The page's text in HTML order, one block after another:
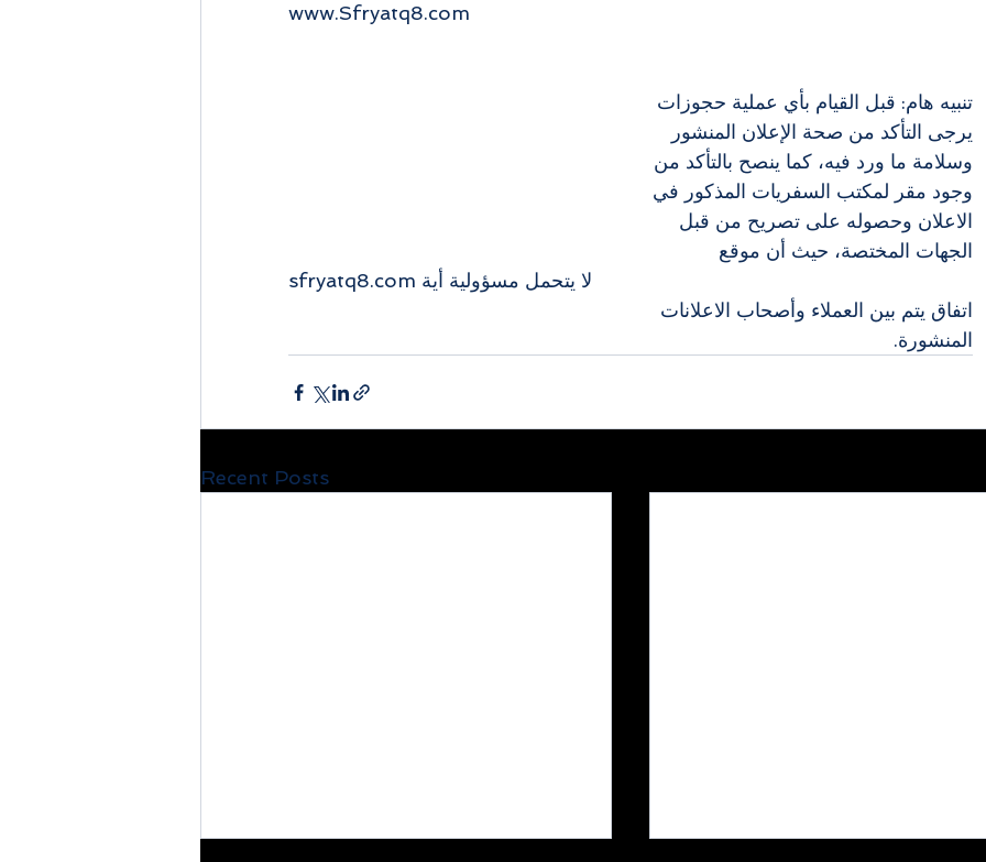
www.Sfryatq8.com
تنبيه هام: قبل القيام بأي عملية حجوزات
يرجى التأكد من صحة الإعلان المنشور
وسلامة ما ورد فيه، كما ينصح بالتأكد من
وجود مقر لمكتب السفريات المذكور في
الاعلان وحصوله على تصريح من قبل
الجهات المختصة، حيث أن موقع
اتفاق يتم بين العملاء وأصحاب الاعلانات
المنشورة.
Recent Posts